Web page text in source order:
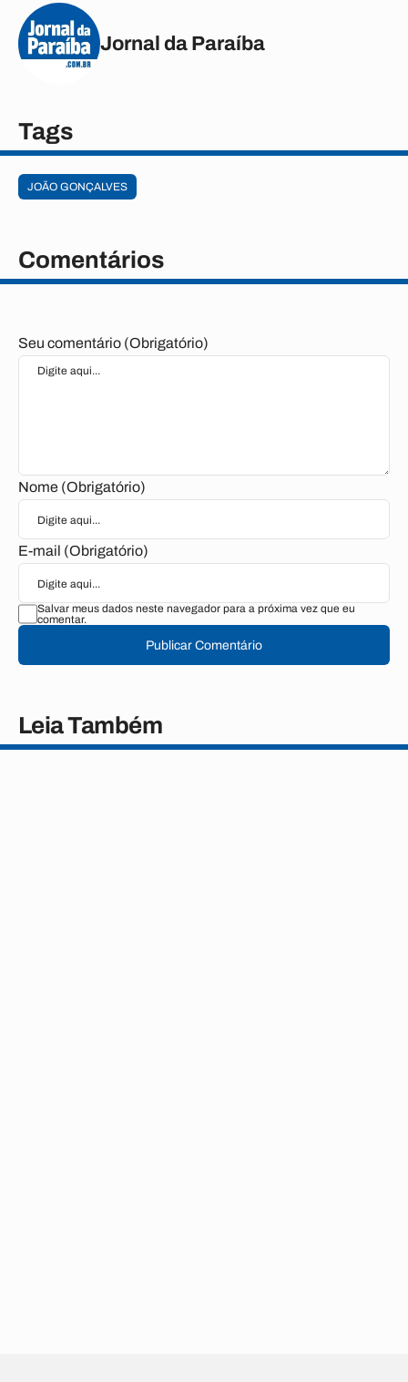
Jornal da Paraíba
Tags
JOÃO GONÇALVES
Comentários
Seu comentário (Obrigatório)
Nome (Obrigatório)
E-mail (Obrigatório)
Salvar meus dados neste navegador para a próxima vez que eu
comentar.
Publicar Comentário
Leia Também